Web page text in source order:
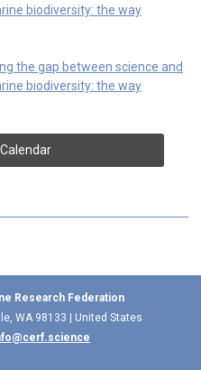
biodiversity: the way
the gap between science and
biodiversity: the way
Research Federation
WA 98133 | United States